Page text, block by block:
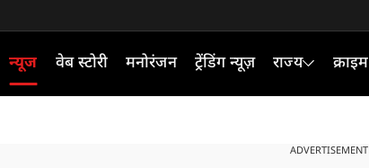
न्यूज वेब स्टोरी मनोरंजन ट्रेंडिंग न्यूज़ राज्य क्राइम
ADVERTISEMENT